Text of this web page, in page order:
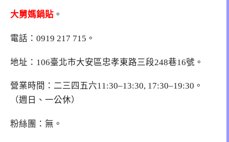
大舅媽鍋貼 。
電話： 0919 217 715 。
地址：106臺北市大安區忠孝東路三段248巷16號。
營業時間：二三四五六11:30–13:30, 17:30–19:30。
（週日、一公休）
粉絲團：無。